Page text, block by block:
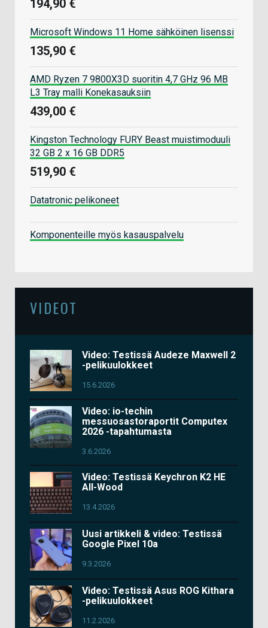
194,90 €
Microsoft Windows 11 Home sähköinen lisenssi
135,90 €
AMD Ryzen 7 9800X3D suoritin 4,7 GHz 96 MB
L3 Tray malli Konekasauksiin
439,00 €
Kingston Technology FURY Beast muistimoduuli
32 GB 2 x 16 GB DDR5
519,90 €
Datatronic pelikoneet
Komponenteille myös kasauspalvelu
VIDEOT
Video: Testissä Audeze Maxwell 2
-pelikuulokkeet
15.6.2026
Video: io-techin
messuosastoraportit Computex
2026 -tapahtumasta
3.6.2026
Video: Testissä Keychron K2 HE
All-Wood
13.4.2026
Uusi artikkeli & video: Testissä
Google Pixel 10a
9.3.2026
Video: Testissä Asus ROG Kithara
-pelikuulokkeet
11.2.2026